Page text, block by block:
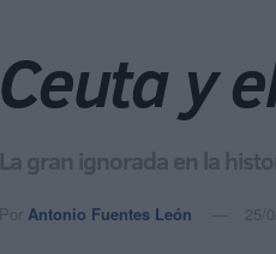
Ceuta y
La gran ignorada en la
Por Antonio Fuentes León 25/